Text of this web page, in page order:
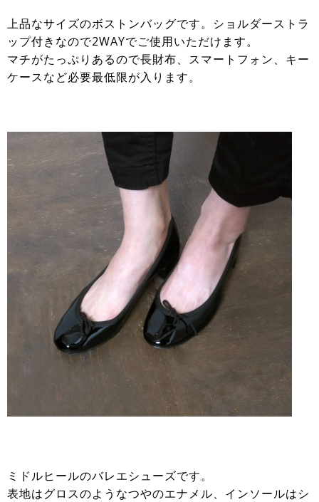
上品なサイズのボストンバッグです。ショルダーストラ
ップ付きなので2WAYでご使用いただけます。
マチがたっぷりあるので長財布、スマートフォン、キー
ケースなど必要最低限が入ります。
ミドルヒールのバレエシューズです。
表地はグロスのようなつやのエナメル、インソールはシ